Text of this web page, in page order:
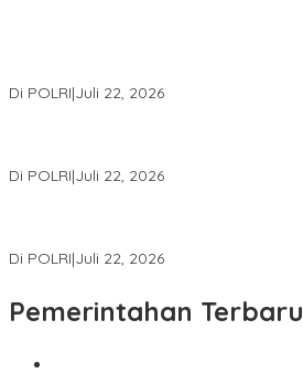
Di POLRI|Juli 22, 2026
Di POLRI|Juli 22, 2026
Di POLRI|Juli 22, 2026
Pemerintahan Terbaru